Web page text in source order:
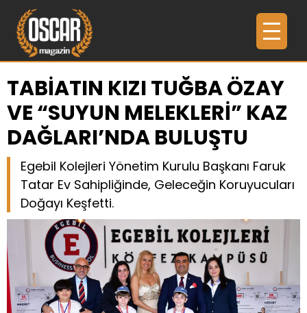
TABİATIN KIZI TUĞBA ÖZAY
VE “SUYUN MELEKLERİ” KAZ
DAĞLARI’NDA BULUŞTU
Egebil Kolejleri Yönetim Kurulu Başkanı Faruk
Tatar Ev Sahipliğinde, Geleceğin Koruyucuları
Doğayı Keşfetti.